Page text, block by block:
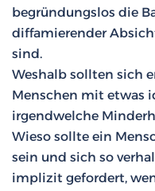
begründungslos die
diffamierender
sind.
Weshalb sollten sich
Menschen mit etwas
irgendwelche
Wieso sollte ein
sein und sich so
implizit gefordert,